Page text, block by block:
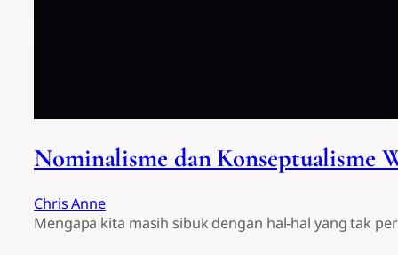
Nominalisme dan Konseptualisme
Chris Anne
Mengapa kita masih sibuk dengan hal-hal yang tak